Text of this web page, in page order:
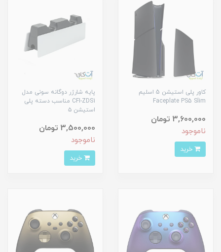
کاور پلی استیشن 5 اسلیم
Faceplate PS5 Slim
3,600,000 تومان
ناموجود
پایه شارژر دوگانه سونی مدل
CFI-ZDS1 مناسب دسته پلی
استیشن ۵
3,500,000 تومان
ناموجود